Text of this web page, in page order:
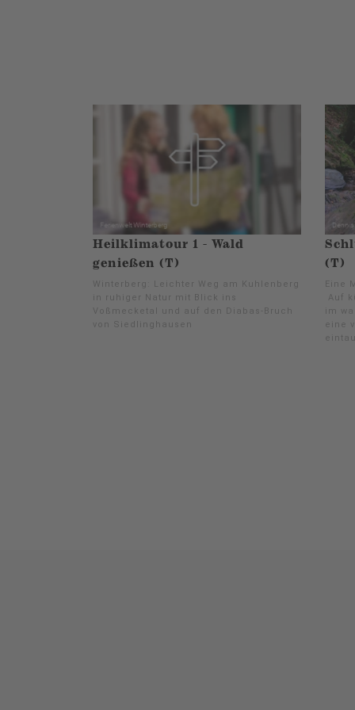
Heilklimatour 1 - Wald
genießen (T)
Winterberg: Leichter Weg am Kuhlenberg
in ruhiger Natur mit Blick ins
Voßmecketal und auf den Diabas-Bruch
von Siedlinghausen
(T)
Eine
Auf
im
eine